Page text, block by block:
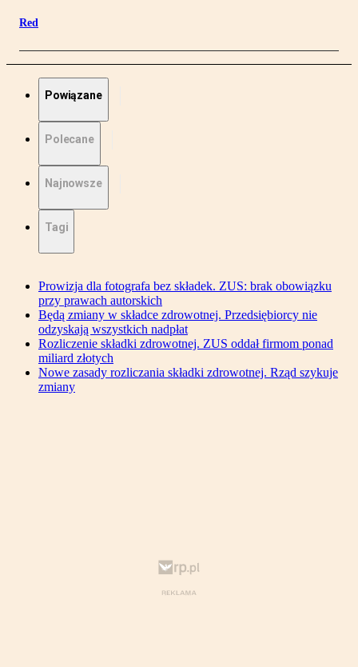
Red
Powiązane
Polecane
Najnowsze
Tagi
Prowizja dla fotografa bez składek. ZUS: brak obowiązku
przy prawach autorskich
Będą zmiany w składce zdrowotnej. Przedsiębiorcy nie
odzyskają wszystkich nadpłat
Rozliczenie składki zdrowotnej. ZUS oddał firmom ponad
miliard złotych
Nowe zasady rozliczania składki zdrowotnej. Rząd szykuje
zmiany